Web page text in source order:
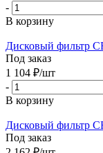
-
В корзину
Дисковый фильтр
Под заказ
1 104 ₽/шт
-
В корзину
Дисковый фильтр
Под заказ